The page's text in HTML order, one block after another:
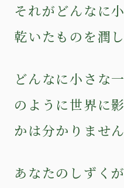
それがどんなに
乾いたものを潤し
どんなに小さな
のように世界に
かは分かりません
あなたのしずく